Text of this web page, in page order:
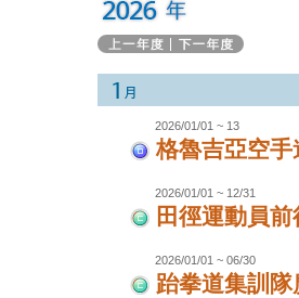
2026/01/01 ~ 13
格魯吉亞空
2026/01/01 ~ 12/31
田徑運動員
2026/01/01 ~ 06/30
跆拳道集訓